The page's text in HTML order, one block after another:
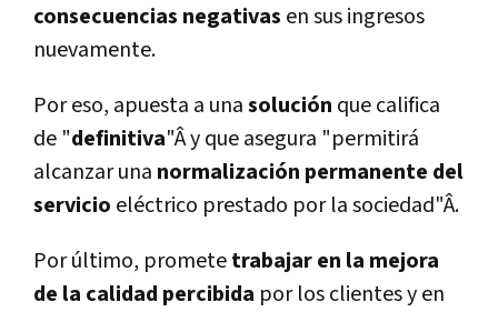
consecuencias negativas en sus ingresos
nuevamente.
Por eso, apuesta a unasolución que califica
de "definitiva"Â y que asegura "permitirá
alcanzar una normalización permanente del
servicio eléctrico prestado por la sociedad"Â.
Por último, prometetrabajar en la mejora
de la calidad percibida por los clientes y en